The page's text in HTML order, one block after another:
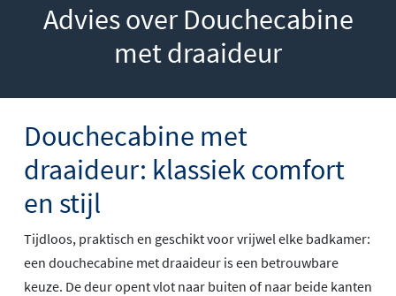
Advies over Douchecabine
met draaideur
Douchecabine met
draaideur: klassiek comfort
en stijl
Tijdloos, praktisch en geschikt voor vrijwel elke badkamer:
een douchecabine met draaideur is een betrouwbare
keuze. De deur opent vlot naar buiten of naar beide kanten